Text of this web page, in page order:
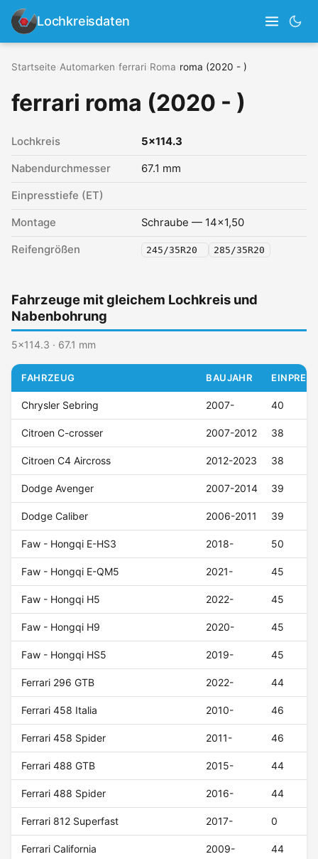
Lochkreisdaten
Startseite Automarken ferrari Roma roma (2020 - )
ferrari roma (2020 - )
Lochkreis 5x114.3
Nabendurchmesser 67.1 mm
Einpresstiefe (ET)
Montage Schraube — 14x1,50
Reifengrößen 245/35R20 285/35R20
Fahrzeuge mit gleichem Lochkreis und
Nabenbohrung
5x114.3 · 67.1 mm
FAHRZEUG BAUJAHR
Chrysler Sebring 2007- 40
Citroen C-crosser 2007-2012 38
Citroen C4 Aircross 2012-2023 38
Dodge Avenger 2007-2014 39
Dodge Caliber 2006-2011 39
Faw - Hongqi E-HS3 2018- 50
Faw - Hongqi E-QM5 2021- 45
Faw - Hongqi H5 2022- 45
Faw - Hongqi H9 2020- 45
Faw - Hongqi HS5 2019- 45
Ferrari 296 GTB 2022- 44
Ferrari 458 Italia 2010- 46
Ferrari 458 Spider 2011- 46
Ferrari 488 GTB 2015- 44
Ferrari 488 Spider 2016- 44
Ferrari 812 Superfast 2017- 0
Ferrari California 2009- 44